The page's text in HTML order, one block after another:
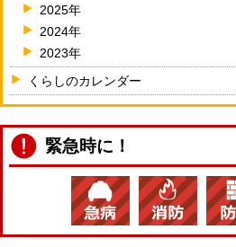
2025年
2024年
2023年
くらしのカレンダー
緊急時に！